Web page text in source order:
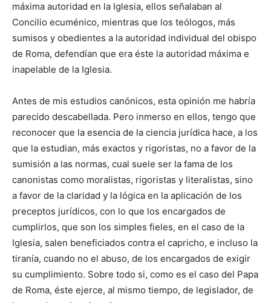
máxima autoridad en la Iglesia, ellos señalaban al
Concilio ecuménico, mientras que los teólogos, más
sumisos y obedientes a la autoridad individual del obispo
de Roma, defendían que era éste la autoridad máxima e
inapelable de la Iglesia.
Antes de mis estudios canónicos, esta opinión me habría
parecido descabellada. Pero inmerso en ellos, tengo que
reconocer que la esencia de la ciencia jurídica hace, a los
que la estudian, más exactos y rigoristas, no a favor de la
sumisión a las normas, cual suele ser la fama de los
canonistas como moralistas, rigoristas y literalistas, sino
a favor de la claridad y la lógica en la aplicación de los
preceptos jurídicos, con lo que los encargados de
cumplirlos, que son los simples fieles, en el caso de la
Iglesia, salen beneficiados contra el capricho, e incluso la
tiranía, cuando no el abuso, de los encargados de exigir
su cumplimiento. Sobre todo si, como es el caso del Papa
de Roma, éste ejerce, al mismo tiempo, de legislador, de